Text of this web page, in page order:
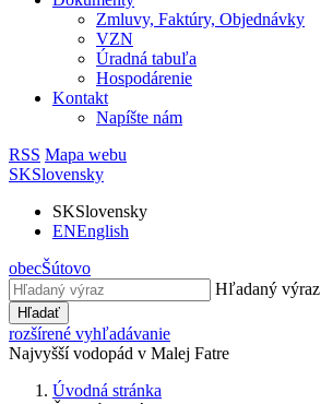
Zmluvy, Faktúry, Objednávky
VZN
Úradná tabuľa
Hospodárenie
Kontakt
Napíšte nám
RSS Mapa webu
SKSlovensky
SKSlovensky
ENEnglish
obecŠútovo
Hľadaný výraz
Hľadať
rozšírené vyhľadávanie
Najvyšší vodopád v Malej Fatre
Úvodná stránka